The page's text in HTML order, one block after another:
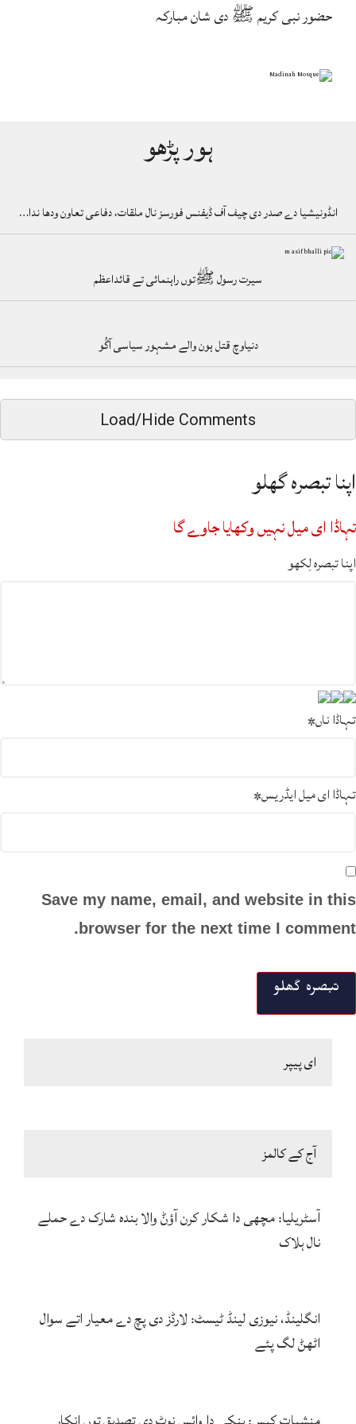
حضور نبی کریم ﷺ دی شان مبارکہ
ہور پڑھو
انڈونیشیا دے صدر دی چیف آف ڈیفنس فورسز نال ملقات، دفاعی تعاون ودھا ندا…
سیرت رسول ﷺتوں راہنمائی تے قائداعظم
دنیاوچ قتل ہون والے مشہور سیاسی آگُو
Load/Hide Comments
اپنا تبصرہ گھلو
تہاڈا ای میل نہیں وکھایا جاوے گا
اپنا تبصرہ لِکھو
تہاڈا ناں*
تہاڈا ای میل ایڈریس*
Save my name, email, and website in this
browser for the next time I comment.
ای پیپر
آج کے کالمز
آسٹریلیا: مچھی دا شکار کرن آؤݨ والا بندہ شارک دے حملے
نال ہلاک
انگلینڈ، نیوزی لینڈ ٹیسٹ: لارڈز دی پچ دے معیار اتے سوال
اٹھݨ لگ پئے